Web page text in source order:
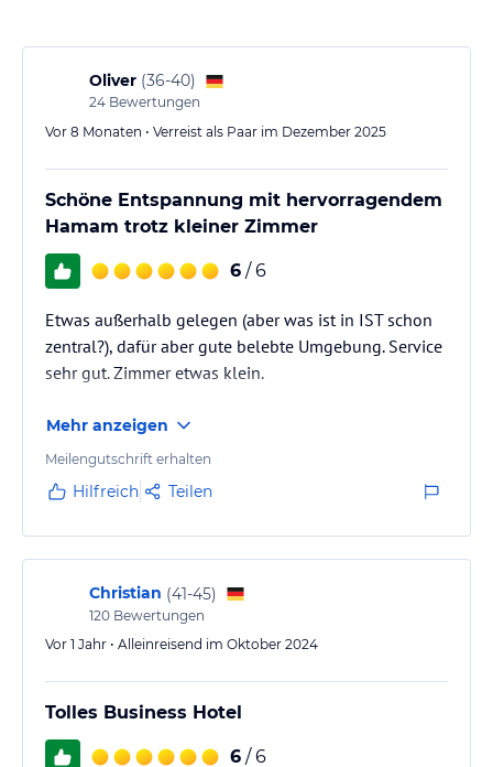
Oliver (36-40)
24 Bewertungen
Vor 8 Monaten • Verreist als Paar im Dezember 2025
Schöne Entspannung mit hervorragendem
Hamam trotz kleiner Zimmer
6 / 6
Etwas außerhalb gelegen (aber was ist in IST schon
zentral?), dafür aber gute belebte Umgebung. Service
sehr gut. Zimmer etwas klein.
Mehr anzeigen
Meilengutschrift erhalten
Hilfreich Teilen
Christian (41-45)
120 Bewertungen
Vor 1 Jahr • Alleinreisend im Oktober 2024
Tolles Business Hotel
6 / 6